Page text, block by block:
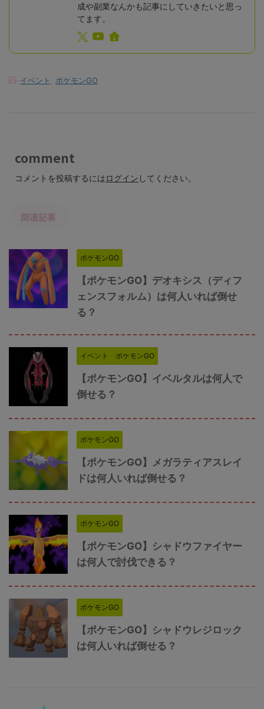
成や副業なんかも記事にしていきたいと思っ
てます。
イベント ポケモンGO
comment
コメントを投稿するにはログイン してください。
関連記事
ポケモンGO
【ポケモンGO】デオキシス（ディフ
ェンスフォルム）は何人いれば倒せ
る？
イベント ポケモンGO
【ポケモンGO】イベルタルは何人で
倒せる？
ポケモンGO
【ポケモンGO】メガラティアスレイ
ドは何人いれば倒せる？
ポケモンGO
【ポケモンGO】シャドウファイヤー
は何人で討伐できる？
ポケモンGO
【ポケモンGO】シャドウレジロック
は何人いれば倒せる？